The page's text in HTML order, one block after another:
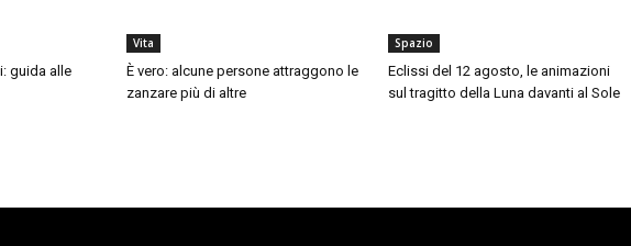
guida alle
Vita
È vero: alcune persone attraggono le
zanzare più di altre
Spazio
Eclissi del 12 agosto, le animazioni
sul tragitto della Luna davanti al Sole